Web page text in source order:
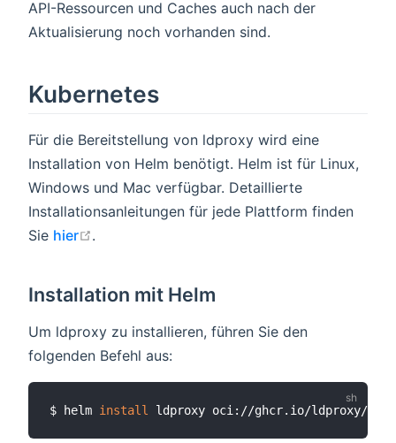
API-Ressourcen und Caches auch nach der
Aktualisierung noch vorhanden sind.
Kubernetes
Für die Bereitstellung von ldproxy wird eine
Installation von Helm benötigt. Helm ist für Linux,
Windows und Mac verfügbar. Detaillierte
Installationsanleitungen für jede Plattform finden
Sie hier .
Installation mit Helm
Um ldproxy zu installieren, führen Sie den
folgenden Befehl aus:
$ helm install